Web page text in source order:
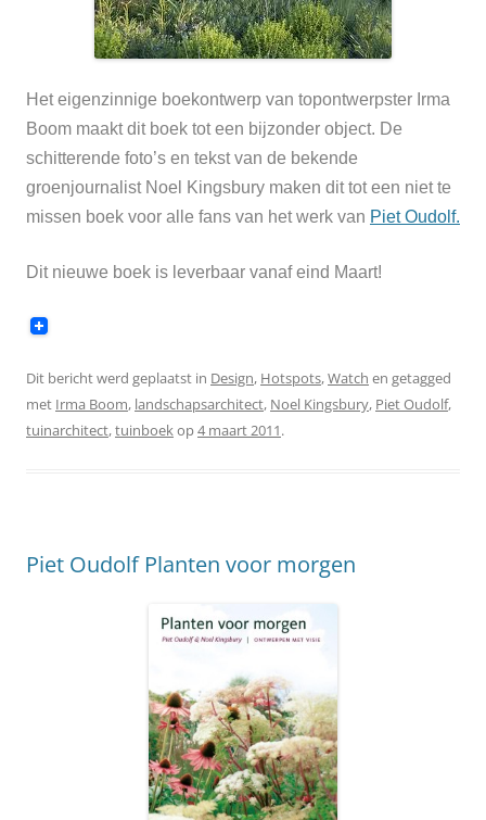
Het eigenzinnige boekontwerp van topontwerpster Irma
Boom maakt dit boek tot een bijzonder object. De
schitterende foto’s en tekst van de bekende
groenjournalist Noel Kingsbury maken dit tot een niet te
missen boek voor alle fans van het werk van Piet Oudolf.
Dit nieuwe boek is leverbaar vanaf eind Maart!
Dit bericht werd geplaatst in Design, Hotspots,Watch en getagged
met Irma Boom, landschapsarchitect, Noel Kingsbury, Piet Oudolf,
tuinarchitect,tuinboekop4 maart 2011.
Piet Oudolf Planten voor morgen